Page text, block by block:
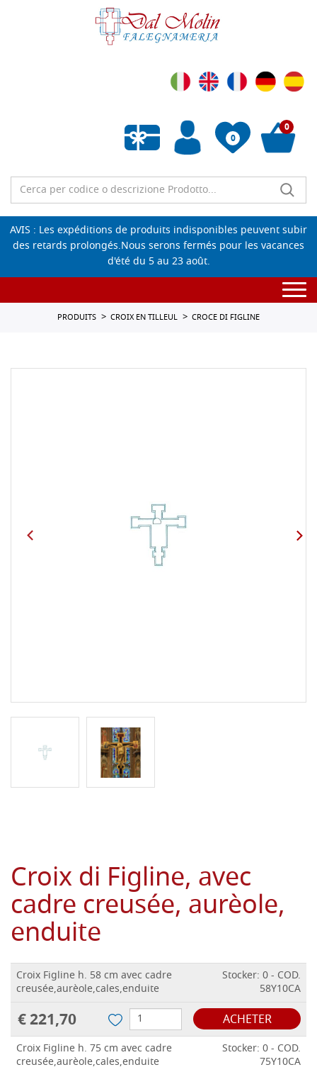
0
Liste de souhaits vide
0
AVIS : Les expéditions de produits indisponibles peuvent subir
des retards prolongés.Nous serons fermés pour les vacances
d'été du 5 au 23 août.
PRODUITS CROIX EN TILLEUL CROCE DI FIGLINE
Croix di Figline, avec
cadre creusée, aurèole,
enduite
Croix Figline h. 58 cm avec cadre
creusée,aurèole,cales,enduite
Stocker: 0 - COD.
58Y10CA
€ 221,70 ACHETER
Croix Figline h. 75 cm avec cadre
creusée,aurèole,cales,enduite
Stocker: 0 - COD.
75Y10CA